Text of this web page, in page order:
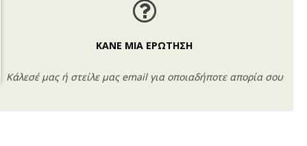
ΚΑΝΕ ΜΙΑ ΕΡΩΤΗΣΗ
Κάλεσέ μας ή στείλε μας email για οποιαδήποτε απορία σου